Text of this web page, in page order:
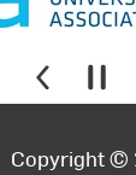
Copyright ©